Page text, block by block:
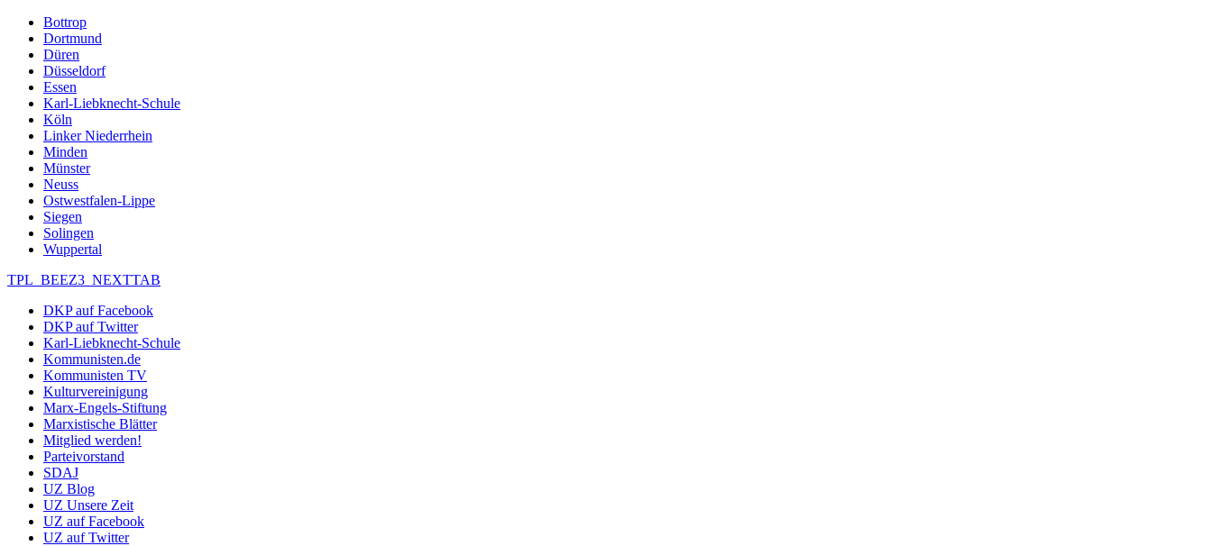
Bottrop
Dortmund
Düren
Düsseldorf
Essen
Karl-Liebknecht-Schule
Köln
Linker Niederrhein
Minden
Münster
Neuss
Ostwestfalen-Lippe
Siegen
Solingen
Wuppertal
TPL_BEEZ3_NEXTTAB
DKP auf Facebook
DKP auf Twitter
Karl-Liebknecht-Schule
Kommunisten.de
Kommunisten TV
Kulturvereinigung
Marx-Engels-Stiftung
Marxistische Blätter
Mitglied werden!
Parteivorstand
SDAJ
UZ Blog
UZ Unsere Zeit
UZ auf Facebook
UZ auf Twitter